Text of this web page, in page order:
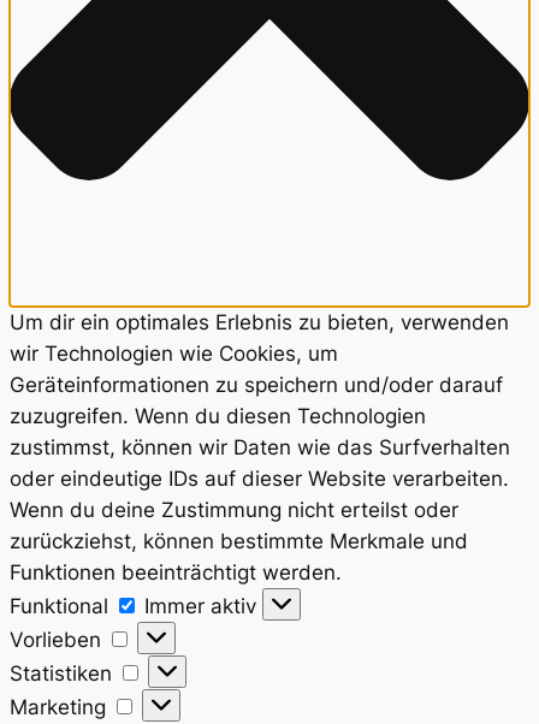
Um dir ein optimales Erlebnis zu bieten, verwenden
wir Technologien wie Cookies, um
Geräteinformationen zu speichern und/oder darauf
zuzugreifen. Wenn du diesen Technologien
zustimmst, können wir Daten wie das Surfverhalten
oder eindeutige IDs auf dieser Website verarbeiten.
Wenn du deine Zustimmung nicht erteilst oder
zurückziehst, können bestimmte Merkmale und
Funktionen beeinträchtigt werden.
Funktional
Funktional
Immer aktiv
Vorlieben
Vorlieben
Statistiken
Statistiken
Marketing
Marketing